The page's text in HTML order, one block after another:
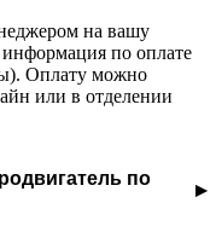
на вашу
по оплате
Оплату можно
или в отделении
по